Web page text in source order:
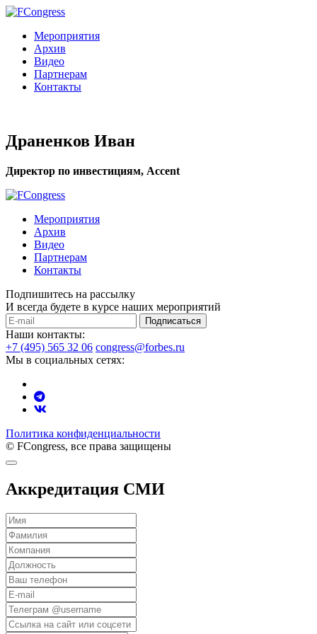
Мероприятия
Архив
Видео
Партнерам
Контакты
Драненков Иван
Директор по инвестициям, Accent
Мероприятия
Архив
Видео
Партнерам
Контакты
Подпишитесь на рассылку
И всегда будете в курсе наших мероприятий
Подписаться
Наши контакты:
+7 (495) 565 32 06 congress@forbes.ru
Мы в социальных сетях:
Политика конфиденциальности
© FCongress, все права защищены
Аккредитация СМИ